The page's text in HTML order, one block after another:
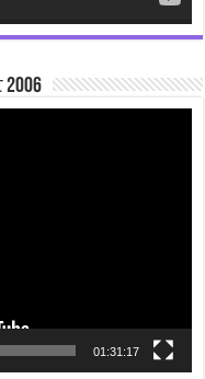
01:31:17